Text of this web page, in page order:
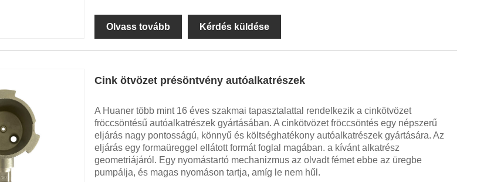
Olvass tovább Kérdés küldése
Cink ötvözet présöntvény autóalkatrészek
A Huaner több mint 16 éves szakmai tapasztalattal rendelkezik a cinkötvözet
fröccsöntésű autóalkatrészek gyártásában. A cinkötvözet fröccsöntés egy népszerű
eljárás nagy pontosságú, könnyű és költséghatékony autóalkatrészek gyártására. Az
eljárás egy formaüreggel ellátott formát foglal magában. a kívánt alkatrész
geometriájáról. Egy nyomástartó mechanizmus az olvadt fémet ebbe az üregbe
pumpálja, és magas nyomáson tartja, amíg le nem hűl.